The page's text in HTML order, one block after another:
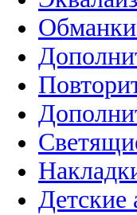
Обманки
Детские